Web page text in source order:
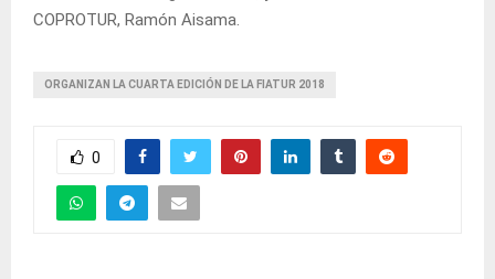
COPROTUR, Ramón Aisama.
ORGANIZAN LA CUARTA EDICIÓN DE LA FIATUR 2018
0